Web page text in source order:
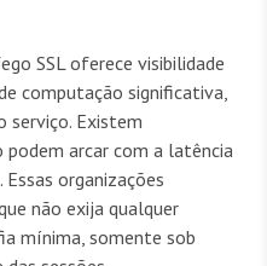
SSL oferece visibilidade
computação significativa,
serviço. Existem
podem arcar com a latência
organizações
não exija qualquer
mínima, somente sob